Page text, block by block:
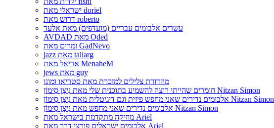
ישראלי מאת doriel
דרוש מאת roberto
עשרים אלבומים עבריים (מועדפים) מאת אלעד
AVDAD מאת Oded
זמרים מאת GadNevo
jazz מאת taliarg
אריאל מאת MenaheM
jews מאת guy
מהדורת צלילים למזכרת מאת סטריאו ומונו
חומרים שהייתי רוצה להשמיע בתוכנית שלי מאת נִיצָן סִימוֹן Nitzan Simon
אלבומים נדירים שאני מחפש פיזית וגם דיגיטלית מאת נִיצָן סִימוֹן Nitzan Simon
אלבומים נדירים שאני מחפש מאת נִיצָן סִימוֹן Nitzan Simon
מוזיקה מתקדמת בישראל מאת Ariel
אלבומים ישראלים פורצי דרך מאת Ariel